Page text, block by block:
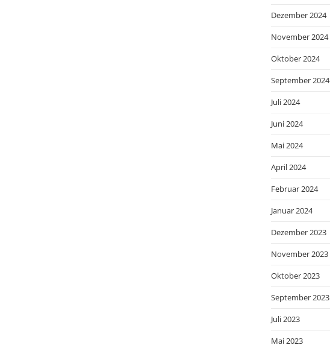
Dezember 2024
November 2024
Oktober 2024
September 2024
Juli 2024
Juni 2024
Mai 2024
April 2024
Februar 2024
Januar 2024
Dezember 2023
November 2023
Oktober 2023
September 2023
Juli 2023
Mai 2023